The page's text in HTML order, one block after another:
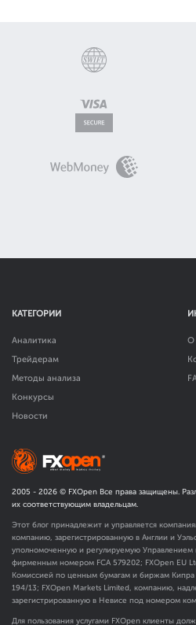
КАТЕГОРИИ
Аналитика
Трейдерам
Методы анализа
Конкурсы
Новости
О
2005 - 2026 © FXOpen Все права защищены.
их соответствующим владельцам.
Этот блог принадлежит и управляется
компанию, зарегистрированную в Англии и
уполномоченную и регулируемую
фирменным номером FCA 579202; FXOpen EU
Комиссией по ценным бумагам и биржам Кипра
194/13; FXOpen Markets Limited, компанию,
зарегистрированную в Невисе под номером
Для пользования услугами FXOpen клиенты